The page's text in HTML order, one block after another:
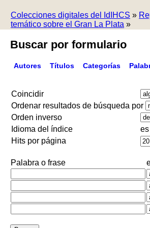
Colecciones digitales del IdIHCS »
temático sobre el Gran La Plata »
Buscar por formulario
Autores Títulos Categorías
Coincidir
Ordenar resultados de búsqueda por
Orden inverso
Idioma del índice
es
Hits por página
Palabra o frase